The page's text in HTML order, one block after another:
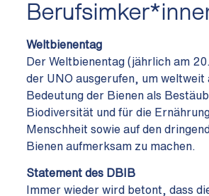
Weltbienentag
Der Weltbienentag (jährlich am
der UNO ausgerufen, um weltweit
Bedeutung der Bienen als
Biodiversität und für die
Menschheit sowie auf den
Bienen aufmerksam zu machen.
Statement des DBIB
Immer wieder wird betont, dass